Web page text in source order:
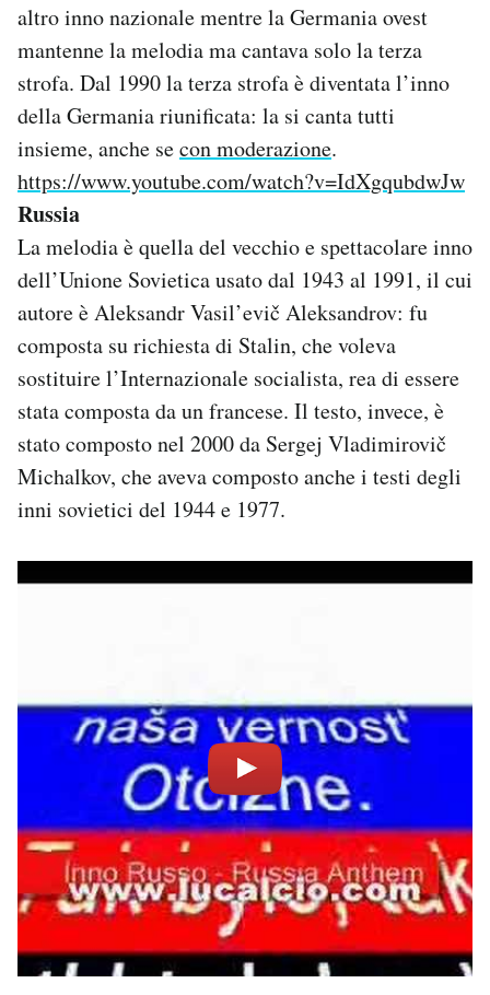
altro inno nazionale mentre la Germania ovest
mantenne la melodia ma cantava solo la terza
strofa. Dal 1990 la terza strofa è diventata l’inno
della Germania riunificata: la si canta tutti
insieme, anche secon moderazione.
https://www.youtube.com/watch?v=IdXgqubdwJw
Russia
La melodia è quella del vecchio e spettacolare inno
dell’Unione Sovietica usato dal 1943 al 1991, il cui
autore è Aleksandr Vasil’evič Aleksandrov: fu
composta su richiesta di Stalin, che voleva
sostituire l’Internazionale socialista, rea di essere
stata composta da un francese. Il testo, invece, è
stato composto nel 2000 da Sergej Vladimirovič
Michalkov, che aveva composto anche i testi degli
inni sovietici del 1944 e 1977.